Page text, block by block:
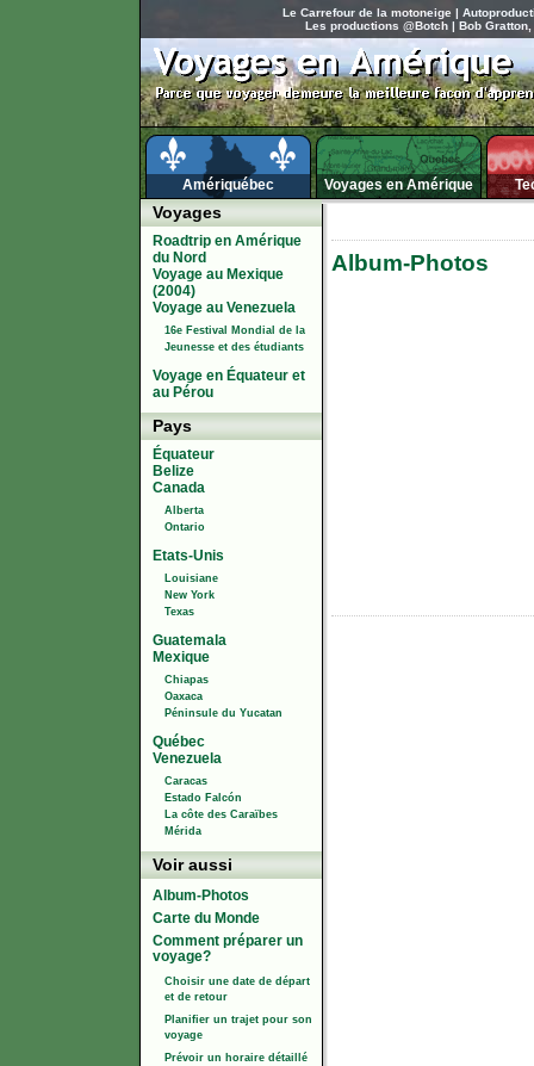
Le Carrefour de la motoneige |
Les productions @Botch| Bob
Amériquébec Voyages en Amérique
Album-Photos
Voyages
Roadtrip en Amérique
du Nord
Voyage au Mexique
(2004)
Voyage au Venezuela
16e Festival Mondial de la
Jeunesse et des étudiants
Voyage en Équateur et
au Pérou
Pays
Équateur
Belize
Canada
Alberta
Ontario
Etats-Unis
Louisiane
New York
Texas
Guatemala
Mexique
Chiapas
Oaxaca
Péninsule du Yucatan
Québec
Venezuela
Caracas
Estado Falcón
La côte des Caraïbes
Mérida
Voir aussi
Album-Photos
Carte du Monde
Comment préparer un
voyage?
Choisir une date de départ
et de retour
Planifier un trajet pour son
voyage
Prévoir un horaire détaillé